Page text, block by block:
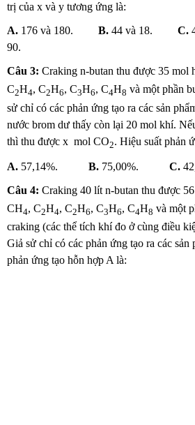
trị của x và y tương ứng là:
A. 176 và 180. B. 44 và 18. C.
90.
Câu 3: Craking n-butan thu được 35 mol
C2H4, C2H6, C3H6, C4H8 và một phần
sử chỉ có các phản ứng tạo ra các sản
nước brom dư thấy còn lại 20 mol khí.
thì thu được x mol CO2. Hiệu suất phản
A. 57,14%. B. 75,00%. C.
Câu 4: Craking 40 lít n-butan thu được
CH4, C2H4, C2H6, C3H6, C4H8 và một
craking (các thể tích khí đo ở cùng điều
Giả sử chỉ có các phản ứng tạo ra các sản
phản ứng tạo hỗn hợp A là: